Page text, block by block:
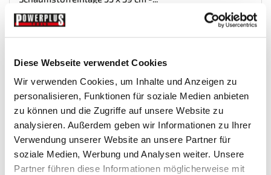
Diese Webseite verwendet Cookies
Wir verwenden Cookies, um Inhalte und Anzeigen zu
personalisieren, Funktionen für soziale Medien anbieten
zu können und die Zugriffe auf unsere Website zu
analysieren. Außerdem geben wir Informationen zu Ihrer
Verwendung unserer Website an unsere Partner für
soziale Medien, Werbung und Analysen weiter. Unsere
Partner führen diese Informationen möglicherweise mit
Einsaetze-Fuer-Werkstattwagen
€ 14,95
Gewicht: 0.13 kg
Inkl. MwSt. zzgl. Versandkosten
Nicht auf Lager
Mehr In den Warenkorb
Wunschliste